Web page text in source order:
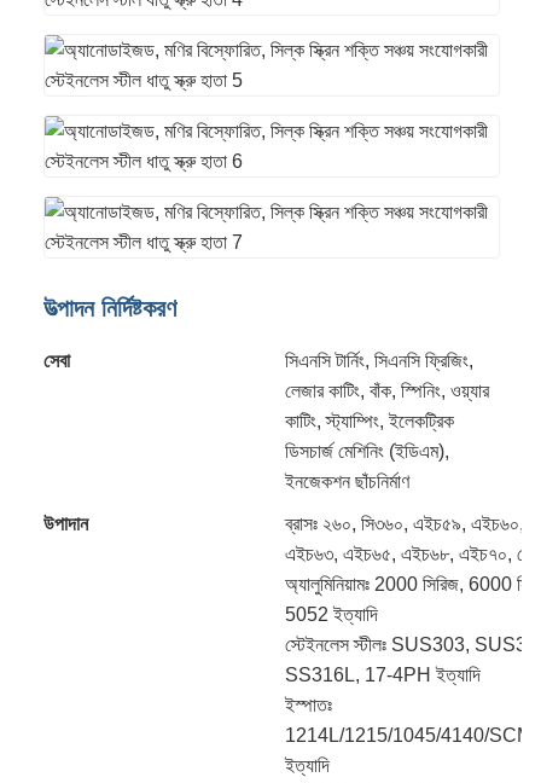
উত্পাদন নির্দিষ্টকরণ
সেবা
সিএনসি টার্নিং, সিএনসি ফ্রিজিং,
লেজার কাটিং, বাঁক, স্পিনিং, ওয়্যার
কাটিং, স্ট্যাম্পিং, ইলেকট্রিক
ডিসচার্জ মেশিনিং (ইডিএম),
ইনজেকশন ছাঁচনির্মাণ
উপাদান
ব্রাসঃ ২৬০, সি৩৬০, এইচ৫৯, এইচ৬০,
এইচ৬৩, এইচ৬৫, এইচ৬৮, এইচ৭০,
অ্যালুমিনিয়ামঃ 2000 সিরিজ, 6000
5052 ইত্যাদি
স্টেইনলেস স্টীলঃ SUS303,
SS316L, 17-4PH ইত্যাদি
ইস্পাতঃ
1214L/1215/1045/4140/
ইত্যাদি